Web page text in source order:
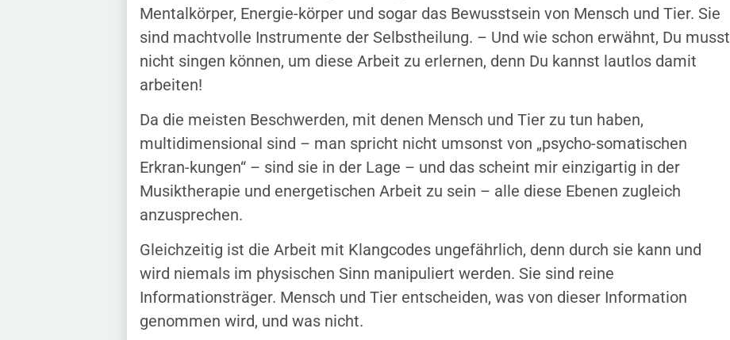
Mentalkörper, Energie-körper und sogar das Bewusstsein von Mensch und Tier. Sie
sind machtvolle Instrumente der Selbstheilung. – Und wie schon erwähnt, Du musst
nicht singen können, um diese Arbeit zu erlernen, denn Du kannst lautlos damit
arbeiten!
Da die meisten Beschwerden, mit denen Mensch und Tier zu tun haben,
multidimensional sind – man spricht nicht umsonst von „psycho-somatischen
Erkran-kungen“ – sind sie in der Lage – und das scheint mir einzigartig in der
Musiktherapie und energetischen Arbeit zu sein – alle diese Ebenen zugleich
anzusprechen.
Gleichzeitig ist die Arbeit mit Klangcodes ungefährlich, denn durch sie kann und
wird niemals im physischen Sinn manipuliert werden. Sie sind reine
Informationsträger. Mensch und Tier entscheiden, was von dieser Information
genommen wird, und was nicht.